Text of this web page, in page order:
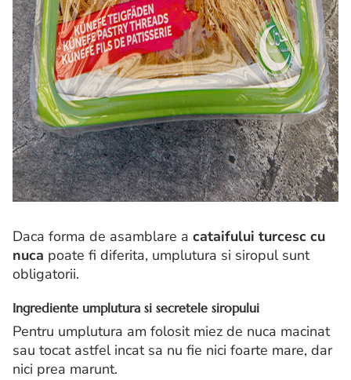
Daca forma de asamblare a cataifului turcesc cu
nuca poate fi diferita, umplutura si siropul sunt
obligatorii.
Ingrediente umplutura si secretele siropului
Pentru umplutura am folosit miez de nuca macinat
sau tocat astfel incat sa nu fie nici foarte mare, dar
nici prea marunt.